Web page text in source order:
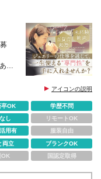
り
可
アイコンの説明
卒OK
学歴不問
し
リモートOK
用有
服装自由
両立
ブランクOK
OK 国認定取得